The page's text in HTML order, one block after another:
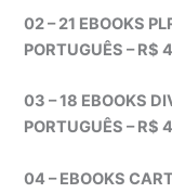
02 – 21 EBOOKS
PORTUGUÊS – R$
03 – 18 EBOOKS
PORTUGUÊS – R$
04 – EBOOKS